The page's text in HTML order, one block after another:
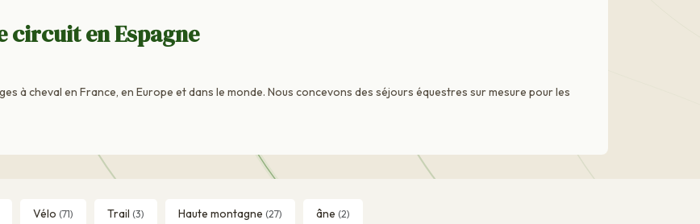
circuit en Espagne
à cheval en France, en Europe et dans le monde. Nous concevons des séjours équestres sur mesure pour les
Vélo (71) Trail (3) Haute montagne (27) âne (2)